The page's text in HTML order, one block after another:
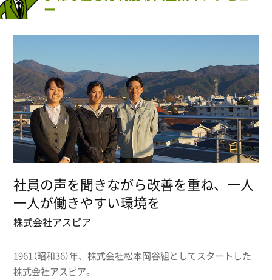
ー
社員の声を聞きながら改善を重ね、一人
一人が働きやすい環境を
株式会社アスピア
1961（昭和36）年、株式会社松本岡谷組としてスタートした
株式会社アスピア。